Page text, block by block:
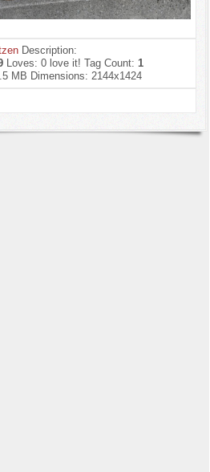
Description:
Loves:0 love it! Tag Count:1
MB Dimensions:2144x1424